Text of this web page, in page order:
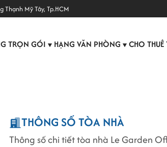
Thạnh Mỹ Tây, Tp.HCM
TRỌN GÓI ▼ HẠNG VĂN PHÒNG ▼ CHO
THÔNG SỐ TÒA NHÀ
Thông số chi tiết tòa nhà Le Garden